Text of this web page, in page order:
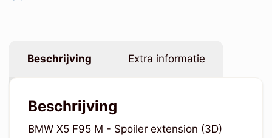
Beschrijving Extra informatie
Beschrijving
BMW X5 F95 M - Spoiler extension (3D)